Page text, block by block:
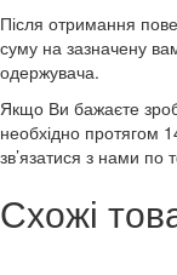
Після отримання
суму на зазначену
одержувача.
Якщо Ви бажаєте
необхідно протягом
зв’язатися з нами
Схожі